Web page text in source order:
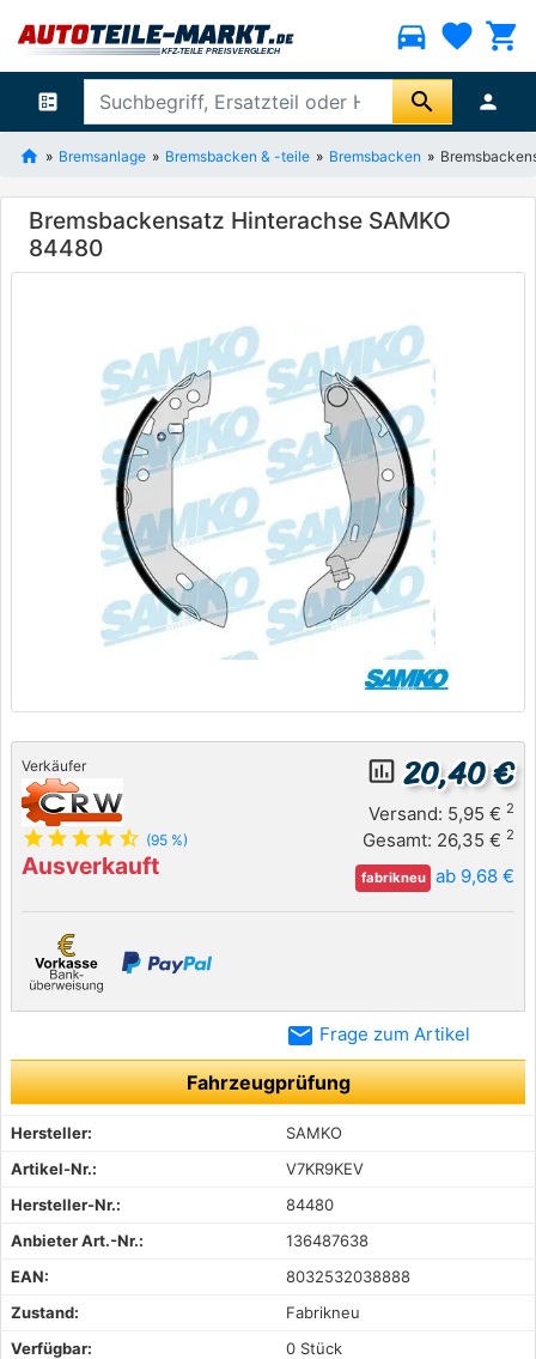
directions_car favorite shopping_cart
ballot search person
Bremsanlage Bremsbacken & -teile Bremsbacken
Bremsbackensatz Hinterachse SAMKO
84480
Verkäufer
star star star star star_half (95 %)
Ausverkauft
insert_chart_outlined 20,40 €
Versand: 5,95 € 2
Gesamt: 26,35 € 2
fabrikneu ab 9,68 €
email Frage zum Artikel
Fahrzeugprüfung
Hersteller:
SAMKO
Artikel-Nr.:
V7KR9KEV
Hersteller-Nr.:
84480
Anbieter Art.-Nr.:
136487638
EAN:
8032532038888
Zustand:
Fabrikneu
Verfügbar:
0 Stück